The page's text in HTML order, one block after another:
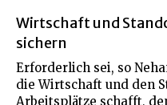
Wirtschaft und
sichern
Erforderlich sei, so
die Wirtschaft und den
Arbeitsplätze schafft,